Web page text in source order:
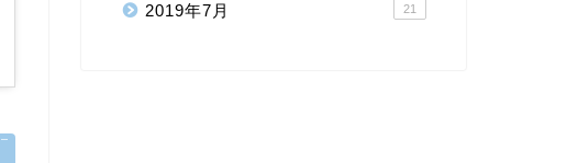
2019年7月 21